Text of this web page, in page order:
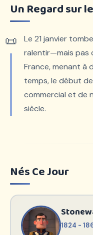
Un Regard sur
Le 21 janvier
ralentir—mais pas
France, menant à
temps, le début
commercial et de
siècle.
Nés Ce Jour
1824 -